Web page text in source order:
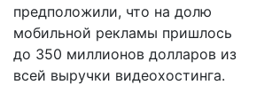
предположили, что на долю
мобильной рекламы пришлось
до 350 миллионов долларов из
всей выручки видеохостинга.